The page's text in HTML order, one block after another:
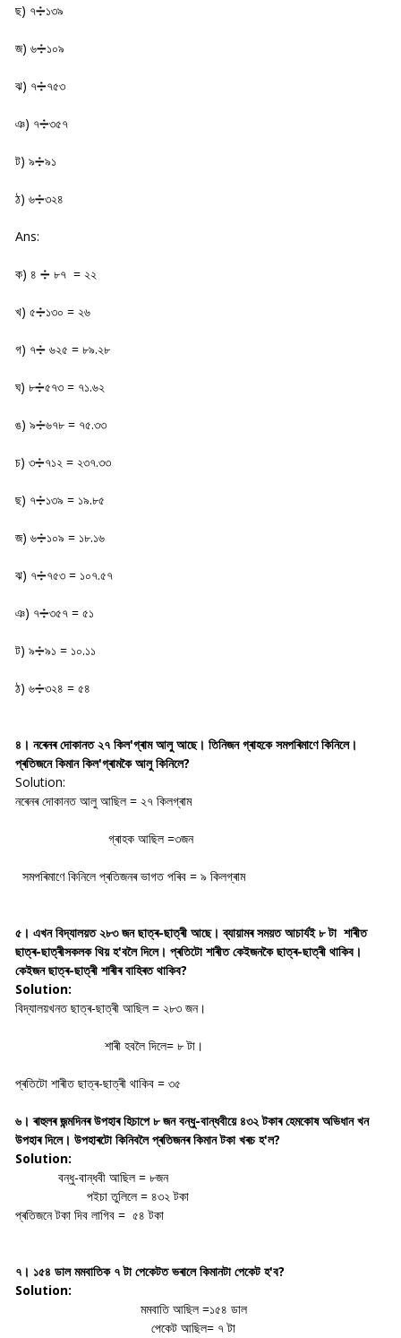
ছ) ৭➗১৩৯
জ) ৬➗১০৯
ঝ) ৭➗৭৫৩
ঞ) ৭➗৩৫৭
ট) ৯➗৯১
ঠ) ৬➗৩২৪
Ans:
ক) ৪ ➗ ৮৭ = ২২
খ) ৫➗১৩০ = ২৬
গ) ৭➗ ৬২৫ = ৮৯.২৮
ঘ) ৮➗৫৭৩ = ৭১.৬২
ঙ) ৯➗৬৭৮ = ৭৫.৩৩
চ) ৩➗৭১২ = ২৩৭.৩৩
ছ) ৭➗১৩৯ = ১৯.৮৫
জ) ৬➗১০৯ = ১৮.১৬
ঝ) ৭➗৭৫৩ = ১০৭.৫৭
ঞ) ৭➗৩৫৭ = ৫১
ট) ৯➗৯১ = ১০.১১
ঠ) ৬➗৩২৪ = ৫৪
৪। নৰেনৰ দোকানত ২৭ কিল'গ্ৰাম আলু আছে। তিনিজন গ্ৰাহকে সমপৰিমাণে কিনিলে।
প্ৰতিজনে কিমান কিল'গ্ৰামকৈ আলু কিনিলে?
Solution:
নৰেনৰ দোকানত আলু আছিল = ২৭ কিলগ্ৰাম
গ্ৰাহক আছিল =৩জন
সমপৰিমাণে কিনিলে প্ৰতিজনৰ ভাগত পৰিব = ৯ কিলগ্ৰাম
৫। এখন বিদ্যালয়ত ২৮৩ জন ছাত্ৰ-ছাত্ৰী আছে। ব্যায়ামৰ সময়ত আচাৰ্যই ৮ টা শাৰীত
ছাত্ৰ-ছাত্ৰীসকলক থিয় হ'বলৈ দিলে। প্ৰতিটো শাৰীত কেইজনকৈ ছাত্ৰ-ছাত্ৰী থাকিব।
কেইজন ছাত্ৰ-ছাত্ৰী শাৰীৰ বাহিৰত থাকিব?
Solution:
বিদ্যালয়খনত ছাত্ৰ-ছাত্ৰী আছিল = ২৮৩ জন।
শাৰী হবলৈ দিলে= ৮ টা।
প্ৰতিটো শাৰীত ছাত্ৰ-ছাত্ৰী থাকিব = ৩৫
৬। ৰাহুলৰ জন্মদিনৰ উপহাৰ হিচাপে ৮ জন বন্ধু-বান্ধবীয়ে ৪৩২ টকাৰ হেমকোষ অভিধান খন
উপহাৰ দিলে। উপহাৰটো কিনিবলৈ প্ৰতিজনৰ কিমান টকা খৰচ হ'ল?
Solution:
বন্ধু-বান্ধবী আছিল = ৮জন
পইচা তুলিলে = ৪৩২ টকা
প্ৰতিজনে টকা দিব লাগিব = ৫৪ টকা
৭। ১৫৪ ডাল মমবাতিক ৭ টা পেকেটত ভৰালে কিমানটা পেকেট হ'ব?
Solution:
মমবাতি আছিল =১৫৪ ডাল
পেকেট আছিল= ৭ টা